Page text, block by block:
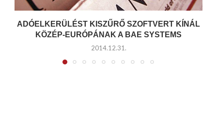
ADÓELKERÜLÉST KISZŰRŐ SZOFTVERT KÍNÁL
KÖZÉP-EURÓPÁNAK A BAE SYSTEMS
2014.12.31.